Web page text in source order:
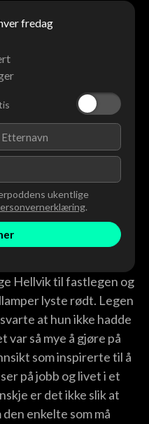
fredag
ukentlige
.
Hellvik til fastlegen og
lyste rødt. Legen
at hun ikke hadde
så mye å gjøre på
som inspirerte til å
på jobb og livet i et
er det ikke slik at
enkelte som må